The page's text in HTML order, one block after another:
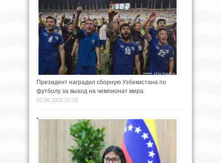
Президент наградил сборную Узбекистана по
футболу за выход на чемпионат мира
07.06.2025 01:00